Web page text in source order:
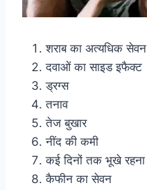
शराब का अत्यधिक सेवन
दवाओं का साइड इफैक्ट
ड्रग्स
तनाव
तेज बुखार
नींद की कमी
कई दिनों तक भूखे रहना
कैफीन का सेवन